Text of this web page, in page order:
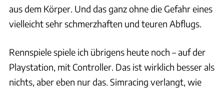
aus dem Körper. Und das ganz ohne die Gefahr eines
vielleicht sehr schmerzhaften und teuren Abflugs.
Rennspiele spiele ich übrigens heute noch – auf der
Playstation, mit Controller. Das ist wirklich besser als
nichts, aber eben nur das. Simracing verlangt, wie